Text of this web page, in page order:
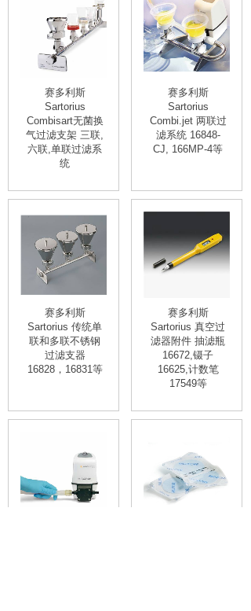
赛多利斯
Sartorius
Combisart无菌换
气过滤支架 三联,
六联,单联过滤系
统
赛多利斯
Sartorius
Combi.jet 两联过
滤系统 16848-
CJ, 166MP-4等
赛多利斯
Sartorius 传统单
联和多联不锈钢
过滤支器
16828，16831等
赛多利斯
Sartorius 真空过
滤器附件 抽滤瓶
16672,镊子
16625,计数笔
17549等